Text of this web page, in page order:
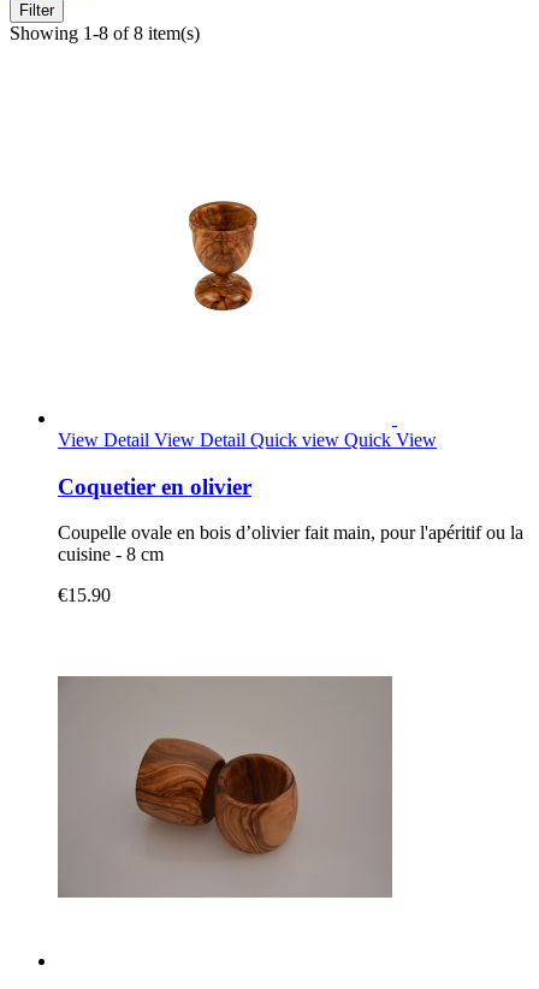
Filter
Showing 1-8 of 8 item(s)
View Detail View Detail Quick view Quick View
Coquetier en olivier
Coupelle ovale en bois d’olivier fait main, pour l'apéritif ou la
cuisine - 8 cm
€15.90